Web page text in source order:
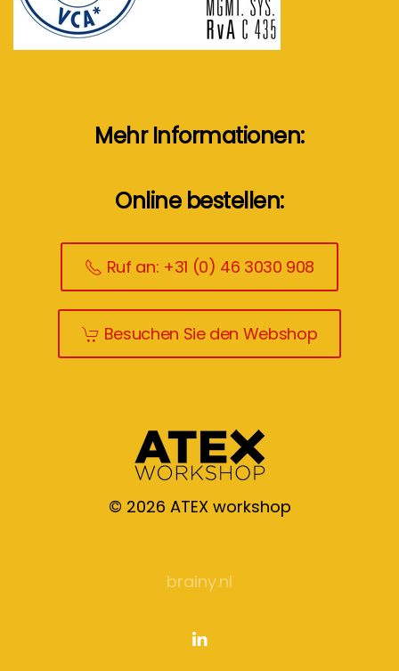
Mehr Informationen:
Online bestellen:
Ruf an: +31 (0) 46 3030 908
Besuchen Sie den Webshop
© 2026 ATEX workshop
brainy.nl